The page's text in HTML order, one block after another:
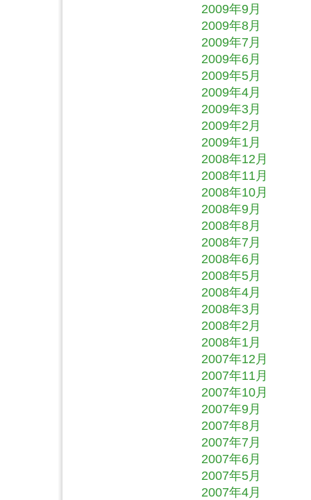
2009年9月
2009年8月
2009年7月
2009年6月
2009年5月
2009年4月
2009年3月
2009年2月
2009年1月
2008年12月
2008年11月
2008年10月
2008年9月
2008年8月
2008年7月
2008年6月
2008年5月
2008年4月
2008年3月
2008年2月
2008年1月
2007年12月
2007年11月
2007年10月
2007年9月
2007年8月
2007年7月
2007年6月
2007年5月
2007年4月